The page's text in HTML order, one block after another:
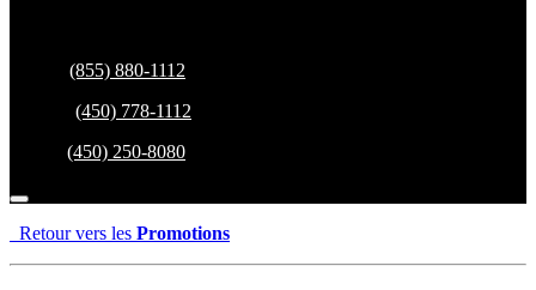
(855) 880-1112
(450) 778-1112
(450) 250-8080
Retour vers les Promotions